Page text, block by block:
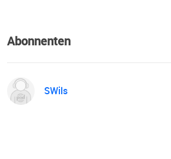
Abonnenten
SWils